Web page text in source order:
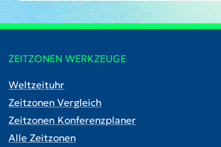
ZEITZONEN WERKZEUGE
Weltzeituhr
Zeitzonen Vergleich
Zeitzonen Konferenzplaner
Alle Zeitzonen